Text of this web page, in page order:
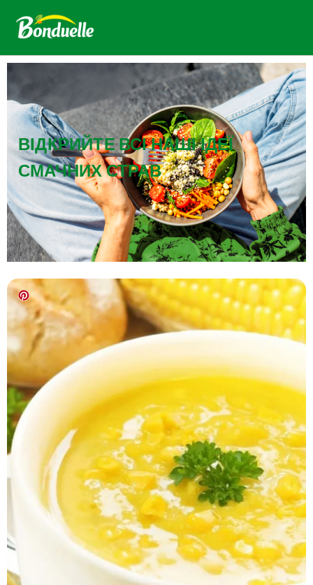
ВІДКРИЙТЕ ВСІ НАШІ ІДЕЇ
СМАЧНИХ СТРАВ